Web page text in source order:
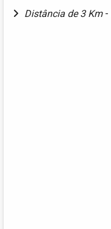
Distância de 3 Km -